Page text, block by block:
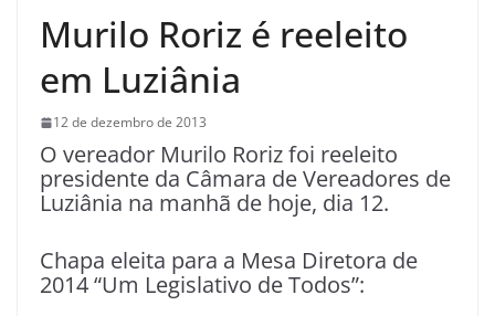
Murilo Roriz é reeleito
em Luziânia
12 de dezembro de 2013
O vereador Murilo Roriz foi reeleito
presidente da Câmara de Vereadores de
Luziânia na manhã de hoje, dia 12.
Chapa eleita para a Mesa Diretora de
2014 “Um Legislativo de Todos”: